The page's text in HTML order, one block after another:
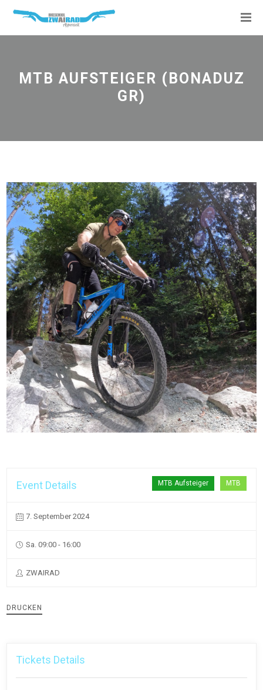
MTB AUFSTEIGER (BONADUZ
GR)
MTB
MTB Aufsteiger
Event Details
7. September 2024
Sa. 09:00 - 16:00
ZWAIRAD
DRUCKEN
Tickets Details